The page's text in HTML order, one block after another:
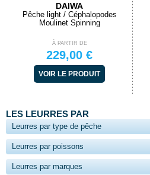
DAIWA
Pêche light / Céphalopodes
Moulinet Spinning
À PARTIR DE
229,00 €
VOIR LE PRODUIT
LES LEURRES PAR
Leurres par type de pêche
Leurres par poissons
Leurres par marques